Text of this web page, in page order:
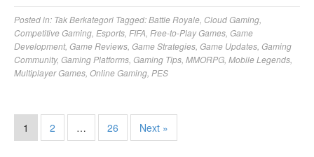
Posted in: Tak Berkategori Tagged:Battle Royale Cloud Gaming
Competitive Gaming Esports FIFA Free-to-Play Games Game
Development, Game Reviews Game Strategies Game Updates Gaming
Community, Gaming Platforms Gaming Tips MMORPG Mobile Legends
Multiplayer Games Online Gaming PES
1 2 … 26 Next »